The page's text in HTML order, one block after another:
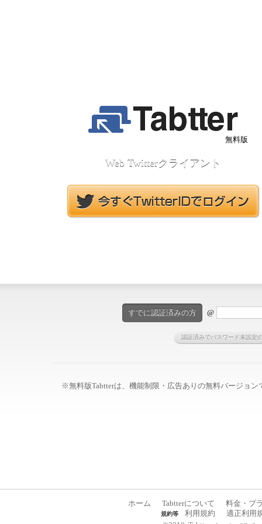
無料版
Web Twitterクライアント
すでに認証済みの方 @
認証済みでパスワード未設定
※無料版Tabtterは、機能制限・広告ありの無料バージョン
ホーム Tabtterについて 料金・プ
規約等 利用規約
適正利用